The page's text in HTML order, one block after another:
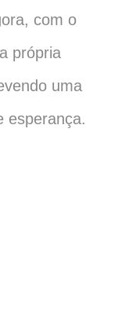
com o
própria
uma
esperança.